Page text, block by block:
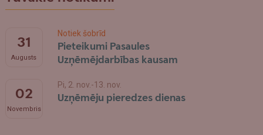
31
Augusts
Notiek šobrīd
Pieteikumi Pasaules
Uzņēmējdarbības kausam
02
Novembris
Pi, 2. nov.-13. nov.
Uzņēmēju pieredzes dienas